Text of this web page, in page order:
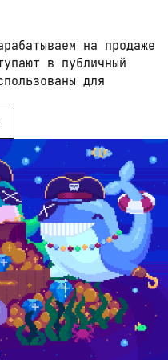
на продаже
в публичный
для